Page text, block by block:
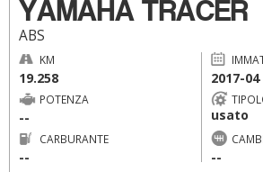
YAMAHA TRACER
ABS
KM
19.258 2017-04
POTENZA
-- usato
CARBURANTE
--
--